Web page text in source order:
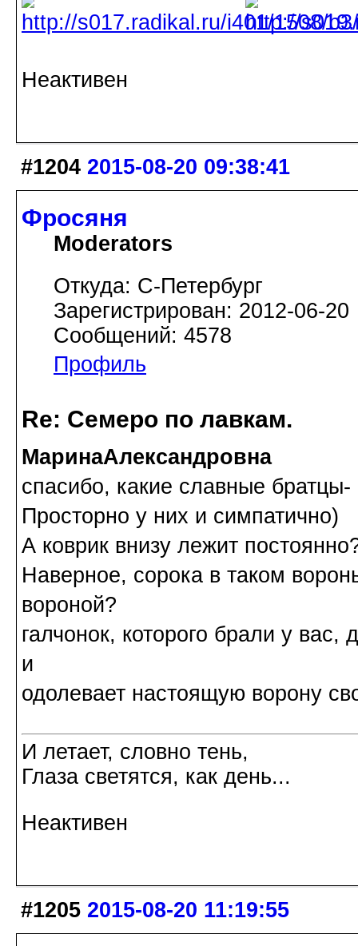
Неактивен
#1204 2015-08-20 09:38:41
Фросяня
Moderators
Откуда: С-Петербург
Зарегистрирован: 2012-06-20
Сообщений: 4578
Профиль
Re: Семеро по лавкам.
МаринаАлександровна
спасибо, какие славные братцы-
Просторно у них и симпатично)
А коврик внизу лежит
Наверное, сорока в таком
вороной?
галчонок, которого брали у
и
одолевает настоящую ворону
И летает, словно тень,
Глаза светятся, как день...
Неактивен
#1205 2015-08-20 11:19:55